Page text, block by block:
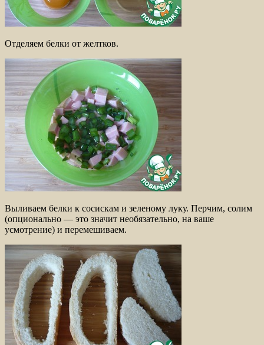
Отделяем белки от желтков.
Выливаем белки к сосискам и зеленому луку. Перчим, солим
(опционально — это значит необязательно, на ваше
усмотрение) и перемешиваем.